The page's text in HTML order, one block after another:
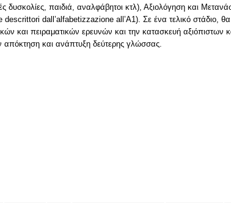
δυσκολίες, παιδιά, αναλφάβητοι κτλ), Αξιολόγηση και
dall’alfabetizzazione all’A1). Σε ένα τελικό στάδιο, θα
και πειραματικών ερευνών και την κατασκευή αξιόπιστων
και ανάπτυξη δεύτερης γλώσσας.